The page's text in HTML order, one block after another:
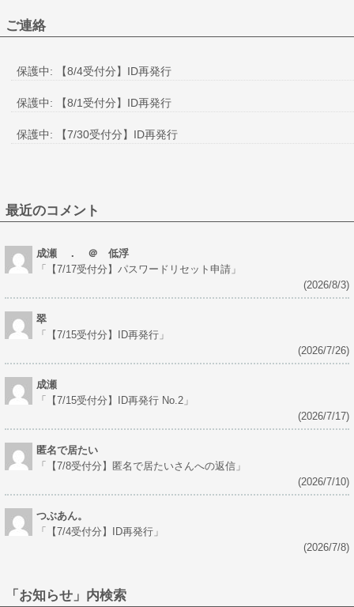
ご連絡
保護中: 【8/4受付分】ID再発行
保護中: 【8/1受付分】ID再発行
保護中: 【7/30受付分】ID再発行
最近のコメント
成瀬 ． ＠ 低浮
「
【7/17受付分】パスワードリセット申請 」
(2026/8/3)
翠
「
【7/15受付分】ID再発行 」
(2026/7/26)
成瀬
「
【7/15受付分】ID再発行 No.2 」
(2026/7/17)
匿名で居たい
「
【7/8受付分】匿名で居たいさんへの返信 」
(2026/7/10)
つぶあん。
「
【7/4受付分】ID再発行 」
(2026/7/8)
「お知らせ」内検索